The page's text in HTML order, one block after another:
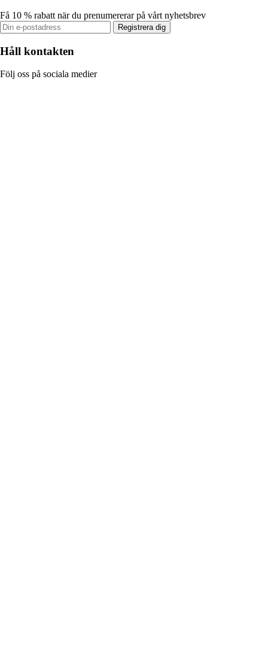
Få 10 % rabatt när du prenumererar på vårt nyhetsbrev
Registrera dig
Håll kontakten
Följ oss på sociala medier